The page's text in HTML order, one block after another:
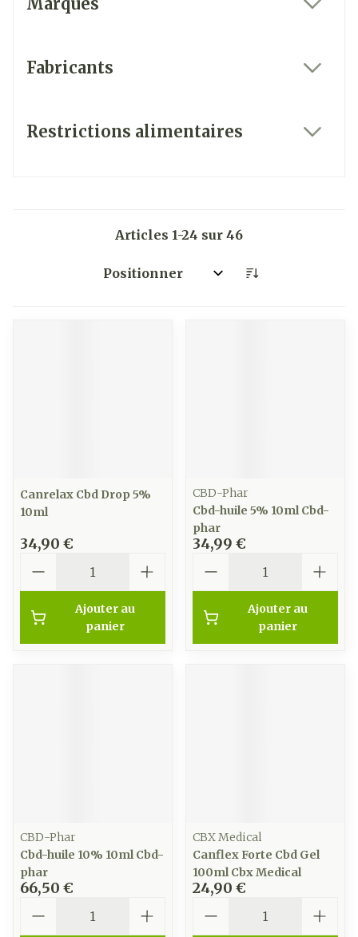
Fabricants
Restrictions alimentaires
Articles 1-24 sur 46
Trier par:
Canrelax Cbd Drop 5%
10ml
34,90 €
Ajouter au
panier
CBD-Phar
Cbd-huile 5% 10ml Cbd-
phar
34,99 €
Ajouter au
panier
CBD-Phar
Cbd-huile 10% 10ml Cbd-
phar
66,50 €
CBX Medical
Canflex Forte Cbd Gel
100ml Cbx Medical
24,90 €